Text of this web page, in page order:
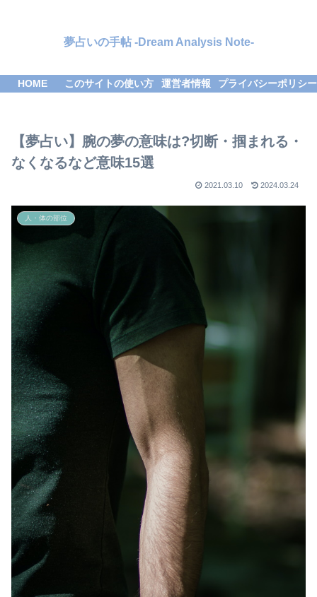
夢占いの手帖 -Dream Analysis Note-
HOME このサイトの使い方 運営者情報 プライバシーポリシー
【夢占い】腕の夢の意味は?切断・掴まれる・
なくなるなど意味15選
2021.03.10 2024.03.24
人・体の部位